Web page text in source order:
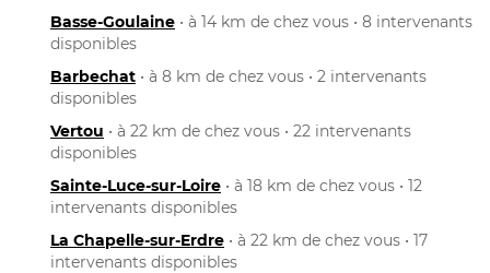
Basse-Goulaine • à 14 km de chez vous • 8 intervenants
disponibles
Barbechat • à 8 km de chez vous • 2 intervenants
disponibles
Vertou • à 22 km de chez vous • 22 intervenants
disponibles
Sainte-Luce-sur-Loire • à 18 km de chez vous • 12
intervenants disponibles
La Chapelle-sur-Erdre • à 22 km de chez vous • 17
intervenants disponibles